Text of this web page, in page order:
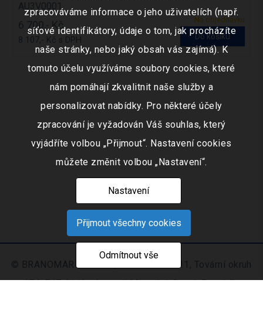
AU3V0001
Na objednávku
6 700,- Kč
8 107,- Kč s DPH Do košíku
© BRANOMARKET s.r.o., IČO: 253 51 311, Tovární okruh
674, 747 41 Hradec nad Moravicí, Czech Republic
zpracováváme informace o jeho uživatelích (např.
síťové identifikátory, údaje o tom, jak procházíte
naše stránky, nebo jaký obsah vás zajímá). K
tomuto účelu využíváme soubory cookies, které
nám pomáhají zkvalitnit naše služby a
personalizovat nabídky. Pro některé účely
zpracování je vyžadován Váš souhlas, který
vyjádříte volbou „Přijmout“. Nastavení cookies
můžete změnit volbou „Nastavení“.
Nastavení
Přijmout všechny cookies
Odmítnout vše